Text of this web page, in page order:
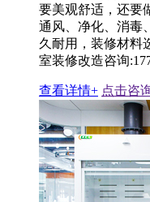
要美观舒适，还要
通风、净化、消毒
久耐用，装修材料
室装修改造咨询
查看详情+ 点击咨